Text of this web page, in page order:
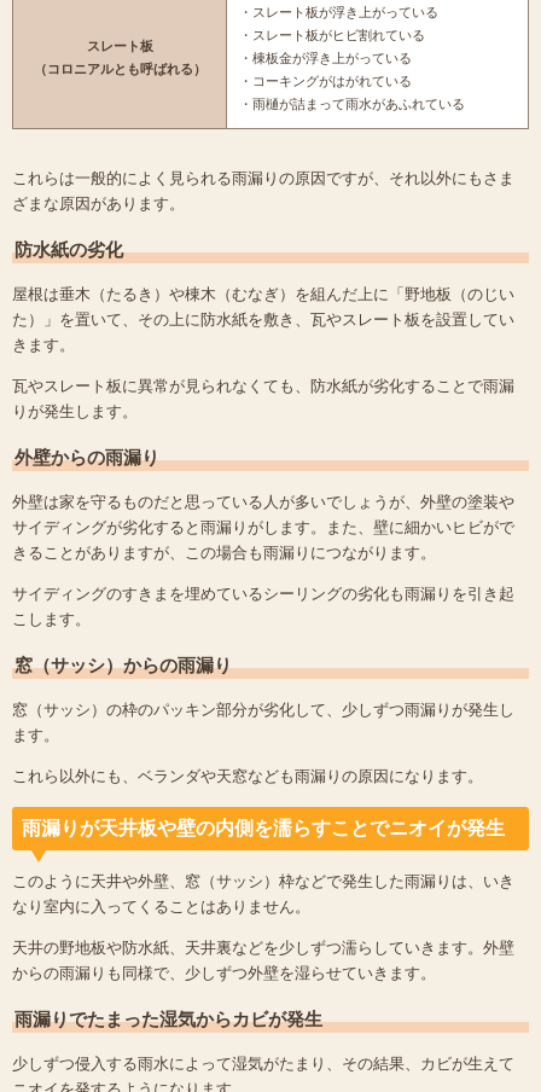
スレート板
（コロニアルとも呼ばれる）
・スレート板が浮き上がっている
・スレート板がヒビ割れている
・棟板金が浮き上がっている
・コーキングがはがれている
・雨樋が詰まって雨水があふれている
これらは一般的によく見られる雨漏りの原因ですが、それ以外にもさま
ざまな原因があります。
防水紙の劣化
屋根は垂木（たるき）や棟木（むなぎ）を組んだ上に「野地板（のじい
た）」を置いて、その上に防水紙を敷き、瓦やスレート板を設置してい
きます。
瓦やスレート板に異常が見られなくても、防水紙が劣化することで雨漏
りが発生します。
外壁からの雨漏り
外壁は家を守るものだと思っている人が多いでしょうが、外壁の塗装や
サイディングが劣化すると雨漏りがします。また、壁に細かいヒビがで
きることがありますが、この場合も雨漏りにつながります。
サイディングのすきまを埋めているシーリングの劣化も雨漏りを引き起
こします。
窓（サッシ）からの雨漏り
窓（サッシ）の枠のパッキン部分が劣化して、少しずつ雨漏りが発生し
ます。
これら以外にも、ベランダや天窓なども雨漏りの原因になります。
雨漏りが天井板や壁の内側を濡らすことでニオイが発生
このように天井や外壁、窓（サッシ）枠などで発生した雨漏りは、いき
なり室内に入ってくることはありません。
天井の野地板や防水紙、天井裏などを少しずつ濡らしていきます。外壁
からの雨漏りも同様で、少しずつ外壁を湿らせていきます。
雨漏りでたまった湿気からカビが発生
少しずつ侵入する雨水によって湿気がたまり、その結果、カビが生えて